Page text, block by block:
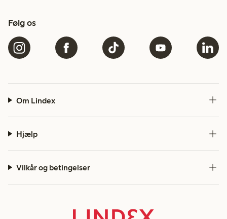
Følg os
Om Lindex
Hjælp
Vilkår og betingelser